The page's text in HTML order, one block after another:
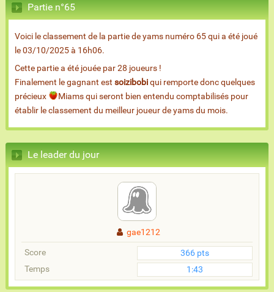
Partie n°65
Voici le classement de la partie de yams numéro 65 qui a été joué
le 03/10/2025 à 16h06.
Cette partie a été jouée par 28 joueurs !
Finalement le gagnant est soizibobiqui remporte donc quelques
précieux
Miams qui seront bien entendu comptabilisés pour
établir le classement du meilleur joueur de yams du mois.
Le leader du jour
gae1212
Score
366 pts
Temps
1:43